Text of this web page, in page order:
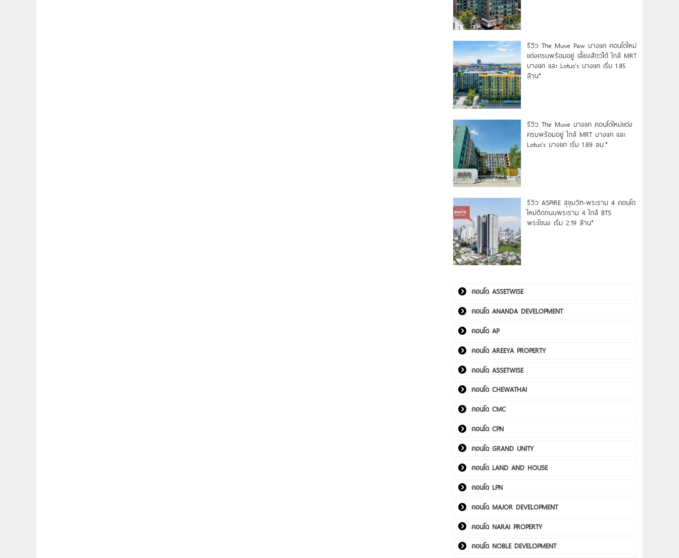
รีวิว The Muve Paw บางแค คอนโดใหม่
แต่งครบพร้อมอยู่ เลี้ยงสัตว์ได้ ใกล้ MRT
บางแค และ Lotus’s บางแค เริ่ม 1.85
ล้าน*
รีวิว The Muve บางแค คอนโดใหม่แต่ง
ครบพร้อมอยู่ ใกล้ MRT บางแค และ
Lotus’s บางแค เริ่ม 1.89 ลบ.*
รีวิว ASPIRE สุขุมวิท-พระราม 4 คอนโด
ใหม่ติดถนนพระราม 4 ใกล้ BTS
พระโขนง เริ่ม 2.19 ล้าน*
คอนโด ASSETWISE
คอนโด ANANDA DEVELOPMENT
คอนโด AP
คอนโด AREEYA PROPERTY
คอนโด ASSETWISE
คอนโด CHEWATHAI
คอนโด CMC
คอนโด CPN
คอนโด GRAND UNITY
คอนโด LAND AND HOUSE
คอนโด LPN
คอนโด MAJOR DEVELOPMENT
คอนโด NARAI PROPERTY
คอนโด NOBLE DEVELOPMENT